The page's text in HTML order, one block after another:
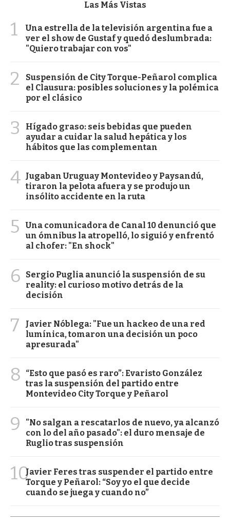
Las Más Vistas
1
Una estrella de la televisión argentina fue a
ver el show de Gustaf y quedó deslumbrada:
"Quiero trabajar con vos"
2
Suspensión de City Torque-Peñarol complica
el Clausura: posibles soluciones y la polémica
por el clásico
3
Hígado graso: seis bebidas que pueden
ayudar a cuidar la salud hepática y los
hábitos que las complementan
4 Jugaban Uruguay Montevideo y Paysandú,
tiraron la pelota afuera y se produjo un
insólito accidente en la ruta
5
Una comunicadora de Canal 10 denunció que
un ómnibus la atropelló, lo siguió y enfrentó
al chofer: "En shock"
6
Sergio Puglia anunció la suspensión de su
reality: el curioso motivo detrás de la
decisión
7
Javier Nóblega: "Fue un hackeo de una red
lumínica, tomaron una decisión un poco
apresurada"
8
“Esto que pasó es raro”: Evaristo González
tras la suspensión del partido entre
Montevideo City Torque y Peñarol
9
"No salgan a rescatarlos de nuevo, ya alcanzó
con lo del año pasado": el duro mensaje de
Ruglio tras suspensión
10Javier Feres tras suspender el partido entre
Torque y Peñarol: “Soy yo el que decide
cuando se juega y cuando no”